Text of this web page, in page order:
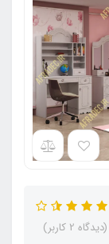
(دیدگاه 2 کاربر)